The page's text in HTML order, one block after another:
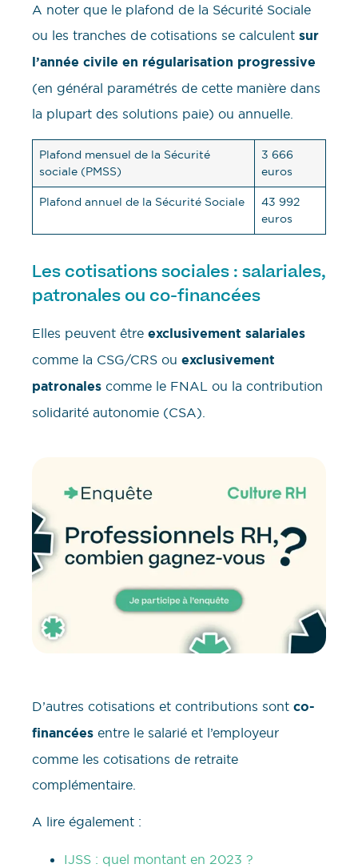
A noter que le plafond de la Sécurité Sociale
ou les tranches de cotisations se calculent sur
l’année civile en régularisation progressive
(en général paramétrés de cette manière dans
la plupart des solutions paie) ou annuelle.
Plafond mensuel de la Sécurité
sociale (PMSS)
3 666
euros
Plafond annuel de la Sécurité Sociale
43 992
euros
Les cotisations sociales : salariales,
patronales ou co-financées
Elles peuvent être exclusivement salariales
comme la CSG/CRS ou exclusivement
patronales comme le FNAL ou la contribution
solidarité autonomie (CSA).
D’autres cotisations et contributions sont co-
financées entre le salarié et l’employeur
comme les cotisations de retraite
complémentaire.
A lire également :
IJSS : quel montant en 2023 ?